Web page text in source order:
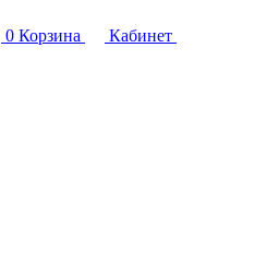
0 Корзина
Кабинет